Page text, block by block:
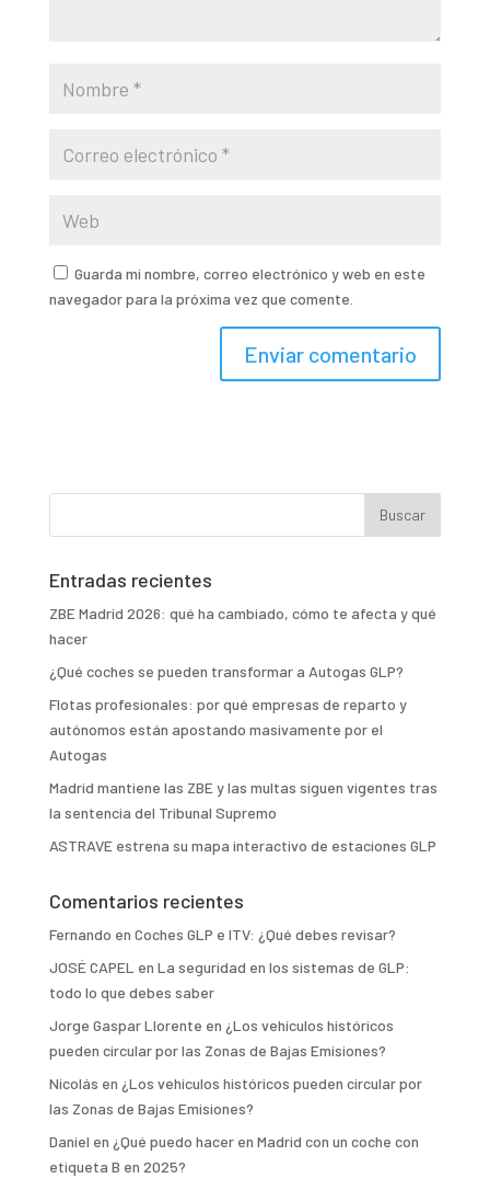
Guarda mi nombre, correo electrónico y web en este
navegador para la próxima vez que comente.
Entradas recientes
ZBE Madrid 2026: qué ha cambiado, cómo te afecta y qué
hacer
¿Qué coches se pueden transformar a Autogas GLP?
Flotas profesionales: por qué empresas de reparto y
autónomos están apostando masivamente por el
Autogas
Madrid mantiene las ZBE y las multas siguen vigentes tras
la sentencia del Tribunal Supremo
ASTRAVE estrena su mapa interactivo de estaciones GLP
Comentarios recientes
Fernando en Coches GLP e ITV: ¿Qué debes revisar?
JOSÉ CAPEL en La seguridad en los sistemas de GLP:
todo lo que debes saber
Jorge Gaspar Llorente en ¿Los vehículos históricos
pueden circular por las Zonas de Bajas Emisiones?
Nicolás en ¿Los vehículos históricos pueden circular por
las Zonas de Bajas Emisiones?
Daniel en ¿Qué puedo hacer en Madrid con un coche con
etiqueta B en 2025?